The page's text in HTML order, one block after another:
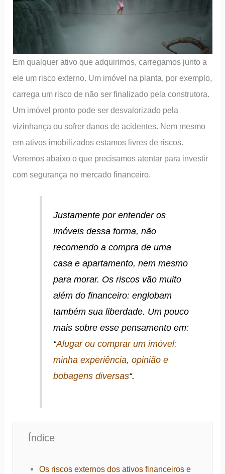
Em qualquer ativo que adquirimos, carregamos junto a
ele um risco externo. Um imóvel na planta, por exemplo,
carrega um risco de não ser finalizado pela construtora.
Um imóvel pronto pode ser desvalorizado pela
vizinhança ou sofrer danos de acidentes. Nem mesmo
em ativos imobilizados estamos livres de riscos.
Veremos abaixo o que precisamos atentar para investir
com segurança no mercado financeiro.
Justamente por entender os
imóveis dessa forma, não
recomendo a compra de uma
casa e apartamento, nem mesmo
para morar. Os riscos vão muito
além do financeiro: englobam
também sua liberdade. Um pouco
mais sobre esse pensamento em:
“Alugar ou comprar um imóvel:
minha experiência, opinião e
bobagens diversas“.
Índice
Os riscos externos dos ativos financeiros e